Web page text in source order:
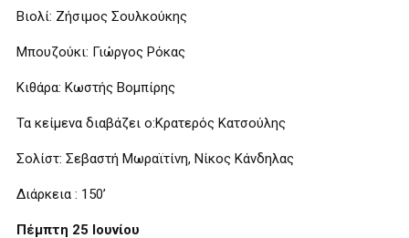
Βιολί: Ζήσιμος Σουλκούκης
Μπουζούκι: Γιώργος Ρόκας
Κιθάρα: Κωστής Βομπίρης
Τα κείμενα διαβάζει ο:Κρατερός Κατσούλης
Σολίστ: Σεβαστή Μωραϊτίνη, Νίκος Κάνδηλας
Διάρκεια : 150’
Πέμπτη 25 Ιουνίου